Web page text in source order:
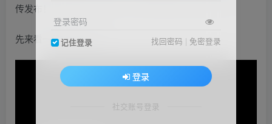
传发布！
先来看一段宣传片吧！
登录密码
记住登录 找回密码 | 免密登录
登录
社交账号登录